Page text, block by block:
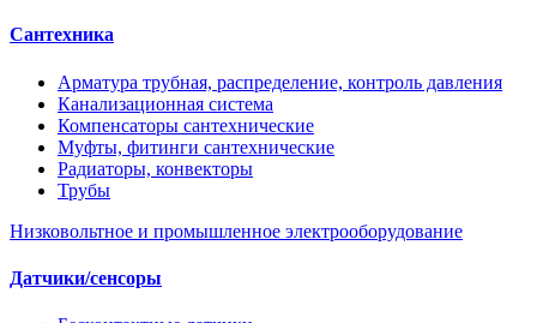
Сантехника
Арматура трубная, распределение, контроль давления
Канализационная система
Компенсаторы сантехнические
Муфты, фитинги сантехнические
Радиаторы, конвекторы
Трубы
Низковольтное и промышленное электрооборудование
Датчики/сенсоры